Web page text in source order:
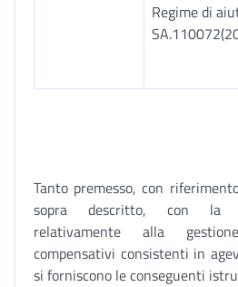
Regime di
Tanto premesso, con
sopra descritto, con la
relativamente alla
compensativi consistenti in
si forniscono le conseguenti